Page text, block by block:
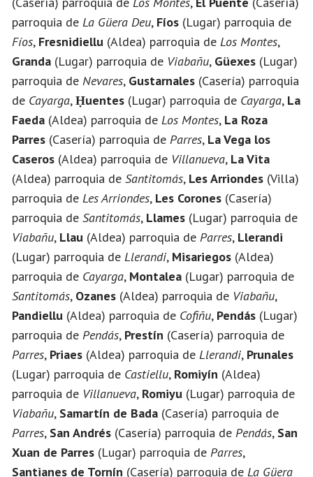
parroquia de La Güera Deu, Fíos (Lugar) parroquia de
Fíos, Fresnidiellu (Aldea) parroquia de Los Montes,
Granda (Lugar) parroquia de Viabañu, Güexes (Lugar)
parroquia de Nevares, Gustarnales (Casería) parroquia
de Cayarga, Ḥuentes (Lugar) parroquia de Cayarga, La
Faeda (Aldea) parroquia de Los Montes, La Roza
Parres (Casería) parroquia de Parres, La Vega los
Caseros (Aldea) parroquia de Villanueva, La Vita
(Aldea) parroquia de Santitomás, Les Arriondes (Villa)
parroquia de Les Arriondes, Les Corones (Casería)
parroquia de Santitomás, Llames (Lugar) parroquia de
Viabañu, Llau (Aldea) parroquia de Parres, Llerandi
(Lugar) parroquia de Llerandi, Misariegos (Aldea)
parroquia de Cayarga, Montalea (Lugar) parroquia de
Santitomás, Ozanes (Aldea) parroquia de Viabañu,
Pandiellu (Aldea) parroquia de Cofiñu, Pendás (Lugar)
parroquia de Pendás, Prestín (Casería) parroquia de
Parres, Priaes (Aldea) parroquia de Llerandi, Prunales
(Lugar) parroquia de Castiellu, Romiyín (Aldea)
parroquia de Villanueva, Romiyu (Lugar) parroquia de
Viabañu, Samartín de Bada (Casería) parroquia de
Parres, San Andrés (Casería) parroquia de Pendás, San
Xuan de Parres (Lugar) parroquia de Parres,
Santianes de Tornín (Casería) parroquia de La Güera